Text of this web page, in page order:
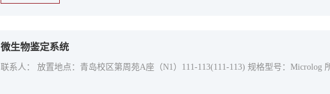
微生物鉴定系统
联系人： 放置地点：青岛校区第周苑A座（N1）111-113(111-113) 规格型号：Microlog